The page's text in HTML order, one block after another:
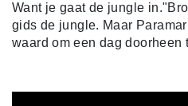
Want je gaat de jungle
gids de jungle. Maar
waard om een dag doorheen